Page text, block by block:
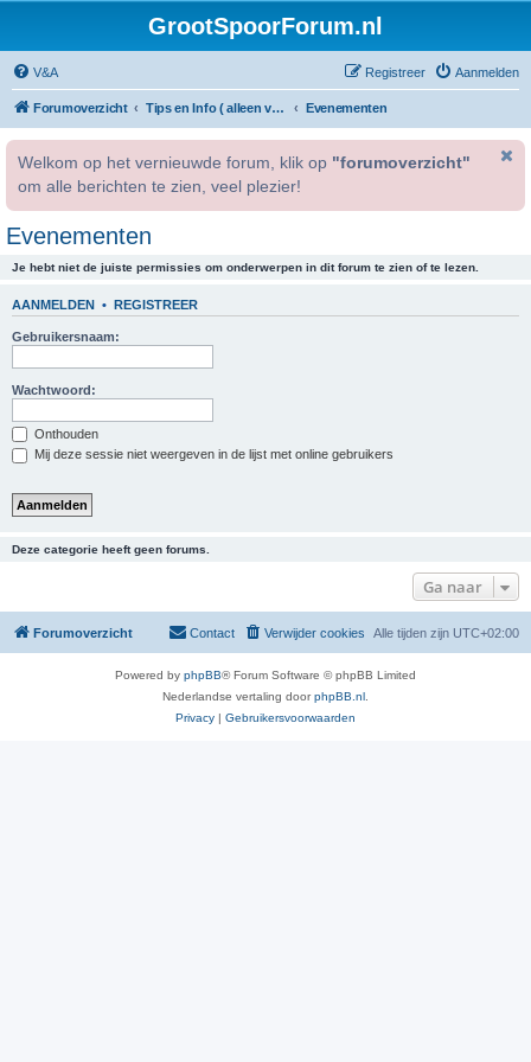
GrootSpoorForum.nl
V&A Aanmelden
Registreer
Forumoverzicht Tips en Info ( alleen voor geregistreerde gebruikers ) Evenementen
Welkom op het vernieuwde forum, klik op "forumoverzicht"
om alle berichten te zien, veel plezier!
Evenementen
Je hebt niet de juiste permissies om onderwerpen in dit forum te zien of te lezen.
AANMELDEN • REGISTREER
Gebruikersnaam:
Wachtwoord:
Onthouden
Mij deze sessie niet weergeven in de lijst met online gebruikers
Deze categorie heeft geen forums.
Ga naar
Forumoverzicht Alle tijden zijn UTC+02:00
Verwijder cookies
Contact
Powered by phpBB® Forum Software © phpBB Limited
Nederlandse vertaling doorphpBB.nl
Privacy | Gebruikersvoorwaarden